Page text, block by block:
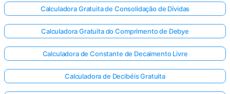
Calculadora Gratuita de Consolidação de Dívidas
Calculadora Gratuita do Comprimento de Debye
Calculadora de Constante de Decaimento Livre
Calculadora de Decibéis Gratuita